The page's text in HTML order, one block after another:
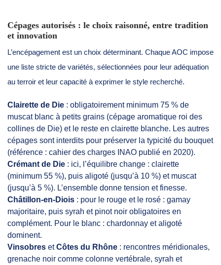
Cépages autorisés : le choix raisonné, entre tradition
et innovation
L’encépagement est un choix déterminant. Chaque AOC impose
une liste stricte de variétés, sélectionnées pour leur adéquation
au terroir et leur capacité à exprimer le style recherché.
Clairette de Die : obligatoirement minimum 75 % de
muscat blanc à petits grains (cépage aromatique roi des
collines de Die) et le reste en clairette blanche. Les autres
cépages sont interdits pour préserver la typicité du bouquet
(référence : cahier des charges INAO publié en 2020).
Crémant de Die : ici, l’équilibre change : clairette
(minimum 55 %), puis aligoté (jusqu’à 10 %) et muscat
(jusqu’à 5 %). L’ensemble donne tension et finesse.
Châtillon-en-Diois : pour le rouge et le rosé : gamay
majoritaire, puis syrah et pinot noir obligatoires en
complément. Pour le blanc : chardonnay et aligoté
dominent.
Vinsobres etCôtes du Rhône : rencontres méridionales,
grenache noir comme colonne vertébrale, syrah et